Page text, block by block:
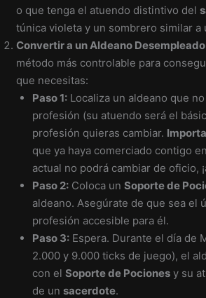
o que tenga el atuendo distintivo del
túnica violeta y un sombrero similar a
Convertir a un Aldeano
método más controlable para
que necesitas:
Paso 1:Localiza un aldeano que
profesión (su atuendo será el
profesión quieras cambiar.
que ya haya comerciado contigo
actual no podrá cambiar de oficio,
Paso 2:Coloca un Soporte de
aldeano. Asegúrate de que sea el
profesión accesible para él.
Paso 3:Espera. Durante el día de
2.000 y 9.000 ticks de juego), el
con el Soporte de Pocionesy su
de un sacerdote.